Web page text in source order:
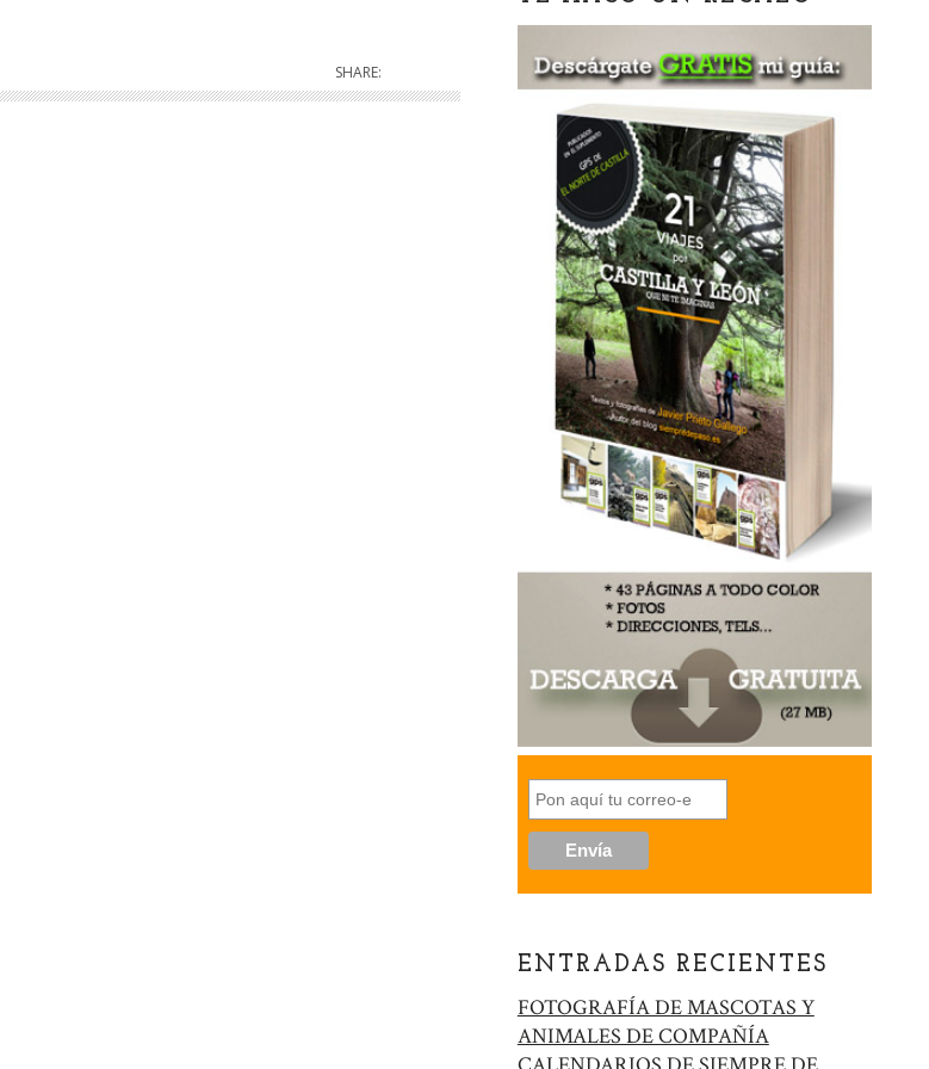
SHARE:
ENTRADAS RECIENTES
FOTOGRAFÍA DE MASCOTAS Y
ANIMALES DE COMPAÑÍA